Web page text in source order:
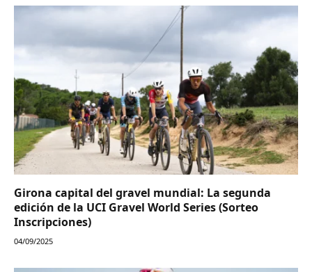
Girona capital del gravel mundial: La segunda
edición de la UCI Gravel World Series (Sorteo
Inscripciones)
04/09/2025